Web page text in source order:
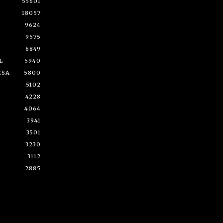
18057
9624
9575
6849
5940
5800
5102
4228
4064
3941
3501
3230
3112
2885